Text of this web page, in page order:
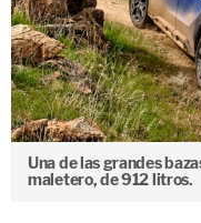
Una de las grandes
maletero, de 912 litros.